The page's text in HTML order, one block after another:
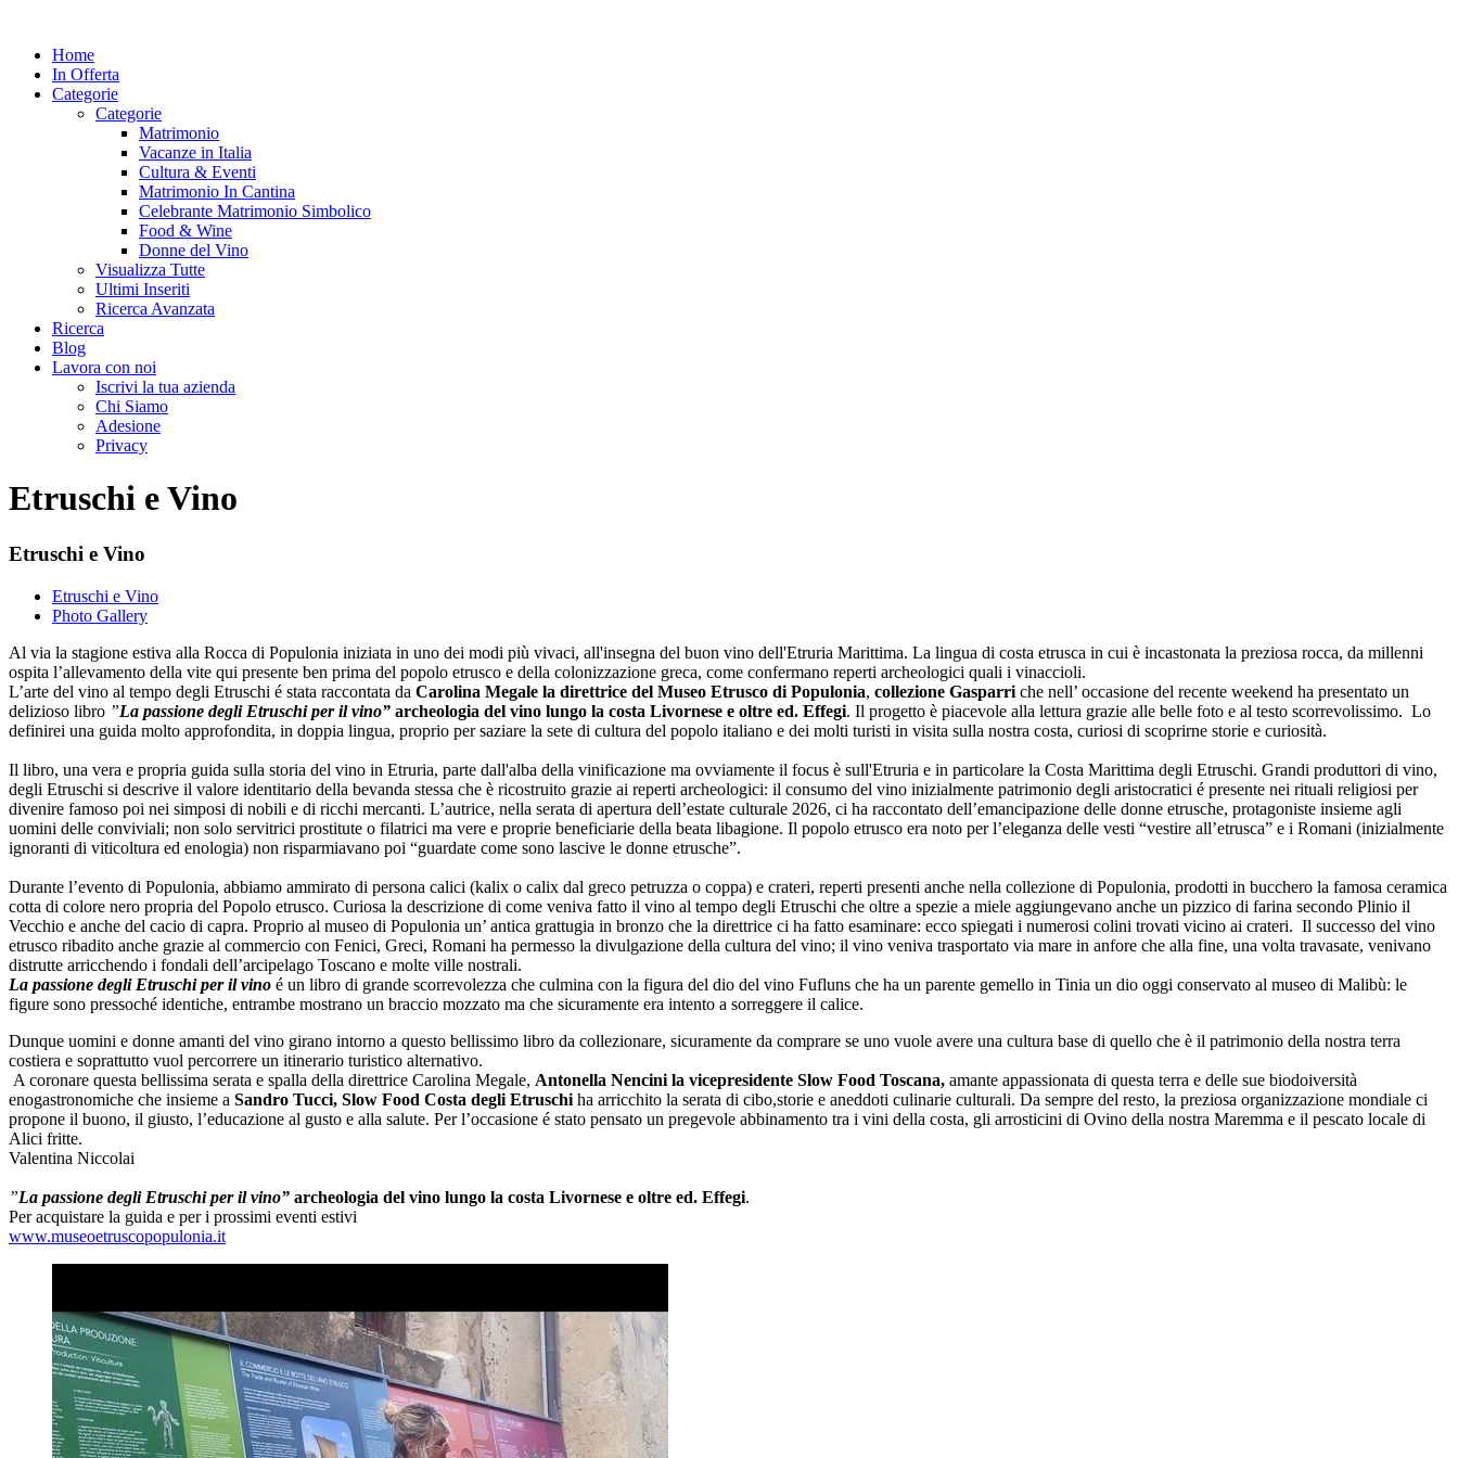
Home
In Offerta
Categorie
Categorie
Matrimonio
Vacanze in Italia
Cultura & Eventi
Matrimonio In Cantina
Celebrante Matrimonio Simbolico
Food & Wine
Donne del Vino
Visualizza Tutte
Ultimi Inseriti
Ricerca Avanzata
Ricerca
Blog
Lavora con noi
Iscrivi la tua azienda
Chi Siamo
Adesione
Privacy
Etruschi e Vino
Etruschi e Vino
Etruschi e Vino
Photo Gallery
Al via la stagione estiva alla Rocca di Populonia iniziata in uno dei modi più vivaci, all'insegna del buon vino dell'Etruria Marittima. La lingua di costa etrusca in cui è incastonata la preziosa rocca, da millenni
ospita l’allevamento della vite qui presente ben prima del popolo etrusco e della colonizzazione greca, come confermano reperti archeologici quali i vinaccioli.
L’arte del vino al tempo degli Etruschi é stata raccontata da Carolina Megale la direttrice del Museo Etrusco di Populonia, collezione Gasparri che nell’ occasione del recente weekend ha presentato un
delizioso libro ”La passione degli Etruschi per il vino” archeologia del vino lungo la costa Livornese e oltre ed. Effegi. Il progetto è piacevole alla lettura grazie alle belle foto e al testo scorrevolissimo. Lo
definirei una guida molto approfondita, in doppia lingua, proprio per saziare la sete di cultura del popolo italiano e dei molti turisti in visita sulla nostra costa, curiosi di scoprirne storie e curiosità.
Il libro, una vera e propria guida sulla storia del vino in Etruria, parte dall'alba della vinificazione ma ovviamente il focus è sull'Etruria e in particolare la Costa Marittima degli Etruschi. Grandi produttori di vino,
degli Etruschi si descrive il valore identitario della bevanda stessa che è ricostruito grazie ai reperti archeologici: il consumo del vino inizialmente patrimonio degli aristocratici é presente nei rituali religiosi per
divenire famoso poi nei simposi di nobili e di ricchi mercanti. L’autrice, nella serata di apertura dell’estate culturale 2026, ci ha raccontato dell’emancipazione delle donne etrusche, protagoniste insieme agli
uomini delle conviviali; non solo servitrici prostitute o filatrici ma vere e proprie beneficiarie della beata libagione. Il popolo etrusco era noto per l’eleganza delle vesti “vestire all’etrusca” e i Romani (inizialmente
ignoranti di viticoltura ed enologia) non risparmiavano poi “guardate come sono lascive le donne etrusche”.
Durante l’evento di Populonia, abbiamo ammirato di persona calici (kalix o calix dal greco petruzza o coppa) e crateri, reperti presenti anche nella collezione di Populonia, prodotti in bucchero la famosa ceramica
cotta di colore nero propria del Popolo etrusco. Curiosa la descrizione di come veniva fatto il vino al tempo degli Etruschi che oltre a spezie a miele aggiungevano anche un pizzico di farina secondo Plinio il
Vecchio e anche del cacio di capra. Proprio al museo di Populonia un’ antica grattugia in bronzo che la direttrice ci ha fatto esaminare: ecco spiegati i numerosi colini trovati vicino ai crateri. Il successo del vino
etrusco ribadito anche grazie al commercio con Fenici, Greci, Romani ha permesso la divulgazione della cultura del vino; il vino veniva trasportato via mare in anfore che alla fine, una volta travasate, venivano
distrutte arricchendo i fondali dell’arcipelago Toscano e molte ville nostrali.
La passione degli Etruschi per il vino é un libro di grande scorrevolezza che culmina con la figura del dio del vino Fufluns che ha un parente gemello in Tinia un dio oggi conservato al museo di Malibù: le
figure sono pressoché identiche, entrambe mostrano un braccio mozzato ma che sicuramente era intento a sorreggere il calice.
Dunque uomini e donne amanti del vino girano intorno a questo bellissimo libro da collezionare, sicuramente da comprare se uno vuole avere una cultura base di quello che è il patrimonio della nostra terra
costiera e soprattutto vuol percorrere un itinerario turistico alternativo.
A coronare questa bellissima serata e spalla della direttrice Carolina Megale, Antonella Nencini la vicepresidente Slow Food Toscana, amante appassionata di questa terra e delle sue biodoiversità
enogastronomiche che insieme a Sandro Tucci, Slow Food Costa degli Etruschi ha arricchito la serata di cibo,storie e aneddoti culinarie culturali. Da sempre del resto, la preziosa organizzazione mondiale ci
propone il buono, il giusto, l’educazione al gusto e alla salute. Per l’occasione é stato pensato un pregevole abbinamento tra i vini della costa, gli arrosticini di Ovino della nostra Maremma e il pescato locale di
Alici fritte.
Valentina Niccolai
”La passione degli Etruschi per il vino” archeologia del vino lungo la costa Livornese e oltre ed. Effegi.
Per acquistare la guida e per i prossimi eventi estivi
www.museoetruscopopulonia.it